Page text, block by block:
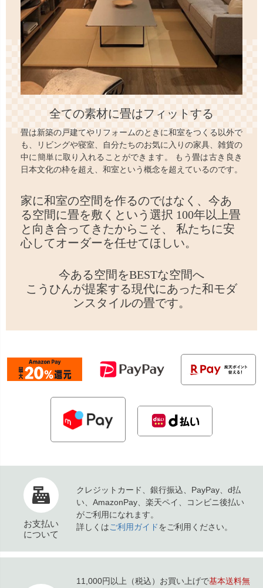
全ての素材に畳はフィットする
畳は新築の戸建てやリフォームのときに和室をつくる以外で
も、リビングや寝室、自分たちのお気に入りの家具、雑貨の
中に簡単に取り入れることができます。 もう畳は古き良き
日本文化の枠を超え、和室という概念を超えているのです。
家に和室の空間を作るのではなく、 今あ
る空間に畳を敷くという選択 100年以上畳
と向き合ってきたからこそ、
私たちに安
心してオーダーを任せてほしい。
今ある空間をBESTな空間へ
こうひんが提案する現代にあった和モダ
ンスタイルの畳です。
お支払い
について
クレジットカード、銀行振込、PayPay、d払
い、AmazonPay、楽天ペイ、コンビニ後払い
がご利用になれます。
詳しくはご利用ガイドをご利用ください。
11,000円以上（税込）お買い上げで基本送料無